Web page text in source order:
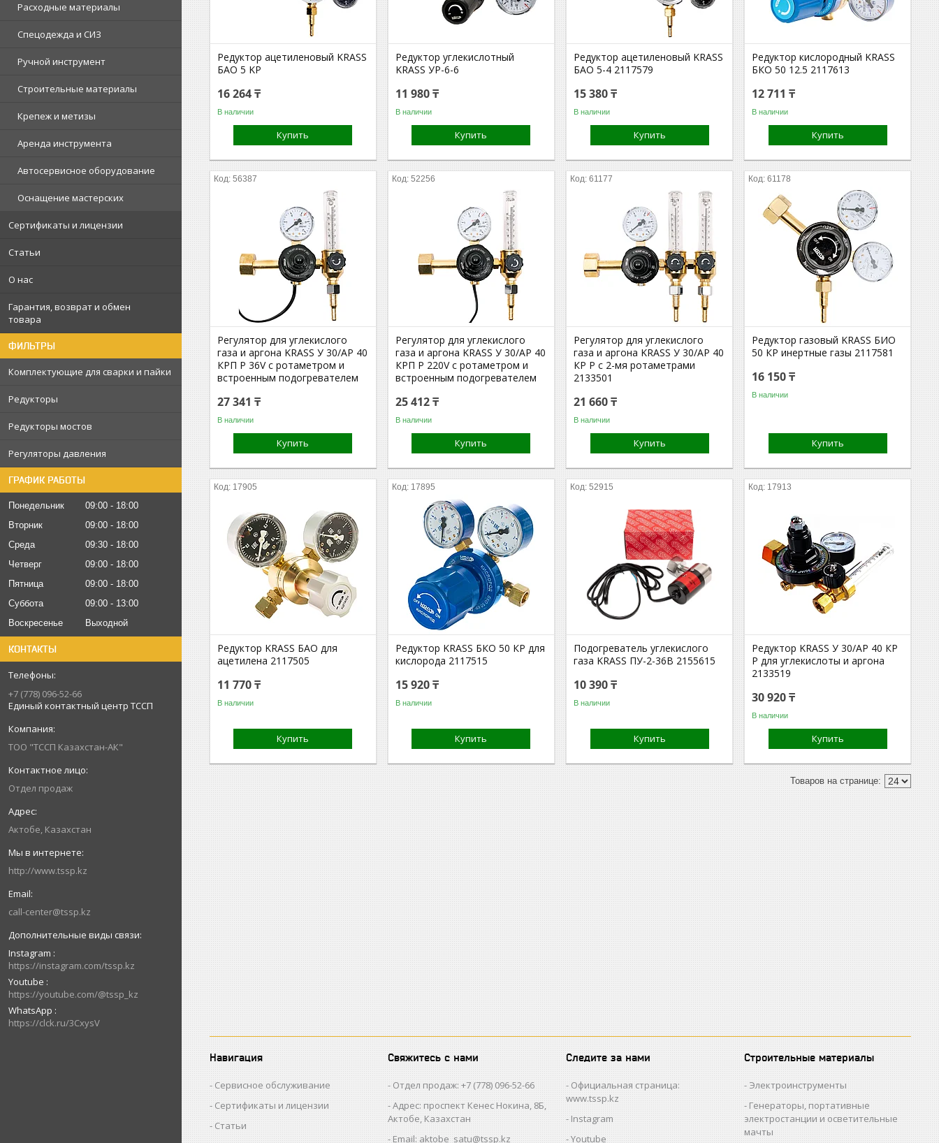
Расходные материалы
Спецодежда и СИЗ
Ручной инструмент
Строительные материалы
Крепеж и метизы
Аренда инструмента
Автосервисное оборудование
Оснащение мастерских
Сертификаты и лицензии
Статьи
О нас
Гарантия, возврат и обмен
товара
ФИЛЬТРЫ
Комплектующие для сварки и пайки
Редукторы
Редукторы мостов
Регуляторы давления
ГРАФИК РАБОТЫ
Понедельник 09:00
18:00
Вторник
09:00
18:00
Среда
09:30
18:00
Четверг
09:00
18:00
Пятница
09:00
18:00
Суббота
09:00
13:00
Воскресенье
Выходной
КОНТАКТЫ
+7 (778) 096-52-66
Единый контактный центр ТССП
ТОО "ТССП Казахстан-АК"
Отдел продаж
Актобе, Казахстан
http://www.tssp.kz
call-center@tssp.kz
Instagram
https://instagram.com/tssp.kz
Youtube
https://youtube.com/@tssp_kz
WhatsApp
https://clck.ru/3CxysV
Редуктор ацетиленовый KRASS
БАО 5 KP
16 264 ₸
В наличии
Купить
Редуктор углекислотный
KRASS УР-6-6
11 980 ₸
В наличии
Купить
Редуктор ацетиленовый KRASS
БАО 5-4 2117579
15 380 ₸
В наличии
Купить
Редуктор кислородный KRASS
БКО 50 12.5 2117613
12 711 ₸
В наличии
Купить
56387
Регулятор для углекислого
газа и аргона KRASS У 30/АР 40
КРП Р 36V с ротаметром и
встроенным подогревателем
27 341 ₸
В наличии
Купить
52256
Регулятор для углекислого
газа и аргона KRASS У 30/АР 40
КРП Р 220V с ротаметром и
встроенным подогревателем
25 412 ₸
В наличии
Купить
61177
Регулятор для углекислого
газа и аргона KRASS У 30/АР 40
КР Р с 2-мя ротаметрами
2133501
21 660 ₸
В наличии
Купить
61178
Редуктор газовый KRASS БИО
50 КР инертные газы 2117581
16 150 ₸
В наличии
Купить
17905
Редуктор KRASS БАО для
ацетилена 2117505
11 770 ₸
В наличии
Купить
17895
Редуктор KRASS БКО 50 КР для
кислорода 2117515
15 920 ₸
В наличии
Купить
52915
Подогреватель углекислого
газа KRASS ПУ-2-36В 2155615
10 390 ₸
В наличии
Купить
17913
Редуктор KRASS У 30/АР 40 КР
Р для углекислоты и аргона
2133519
30 920 ₸
В наличии
Купить
Навигация
Сервисное обслуживание
Сертификаты и лицензии
Статьи
Свяжитесь с нами
Отдел продаж: +7 (778) 096-52-66
Адрес: проспект Кенес Нокина, 8Б,
Актобе, Казахстан
Email: aktobe_satu@tssp.kz
Следите за нами
Официальная страница:
www.tssp.kz
Instagram
Youtube
Строительные материалы
Электроинструменты
Генераторы, портативные
электростанции и осветительные
мачты